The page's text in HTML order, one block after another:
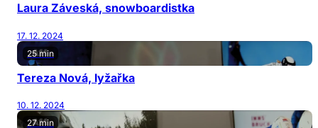
Laura Záveská, snowboardistka
17. 12. 2024
25 min
Tereza Nová, lyžařka
10. 12. 2024
27 min